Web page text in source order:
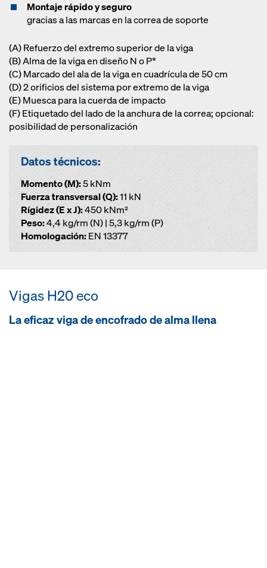
Montaje rápido y seguro
gracias a las marcas en la correa de soporte
(A) Refuerzo del extremo superior de la viga
(B) Alma de la viga en diseño N o P*
(C) Marcado del ala de la viga en cuadrícula de 50 cm
(D) 2 orificios del sistema por extremo de la viga
(E) Muesca para la cuerda de impacto
(F) Etiquetado del lado de la anchura de la correa; opcional:
posibilidad de personalización
Datos técnicos:
Momento (M):5 kNm
Fuerza transversal (Q):11 kN
Rígidez (E x J):450 kNm²
Peso:4,4 kg/rm (N) | 5,3 kg/rm (P)
Homologación:EN 13377
Vi­gas H20 eco
La eficaz vi­ga de encofra­do de alma llena